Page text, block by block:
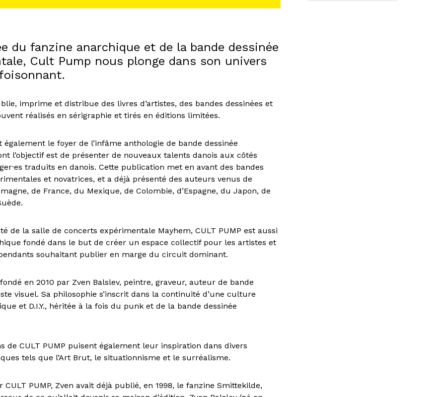
du fanzine anarchique et de la bande dessinée
Cult Pump nous plonge dans son univers
imprime et distribue des livres d’artistes, des bandes dessinées et
réalisés en sérigraphie et tirés en éditions limitées.
également le foyer de l’infâme anthologie de bande dessinée
l’objectif est de présenter de nouveaux talents danois aux côtés
traduits en danois. Cette publication met en avant des bandes
et novatrices, et a déjà présenté des auteurs venus de
de France, du Mexique, de Colombie, d’Espagne, du Japon, de
de la salle de concerts expérimentale Mayhem, CULT PUMP est aussi
fondé dans le but de créer un espace collectif pour les artistes et
souhaitant publier en marge du circuit dominant.
en 2010 par Zven Balslev, peintre, graveur, auteur de bande
visuel. Sa philosophie s’inscrit dans la continuité d’une culture
et D.I.Y., héritée à la fois du punk et de la bande dessinée
de CULT PUMP puisent également leur inspiration dans divers
tels que l’Art Brut, le situationnisme et le surréalisme.
CULT PUMP, Zven avait déjà publié, en 1998, le fanzine Smittekilde,